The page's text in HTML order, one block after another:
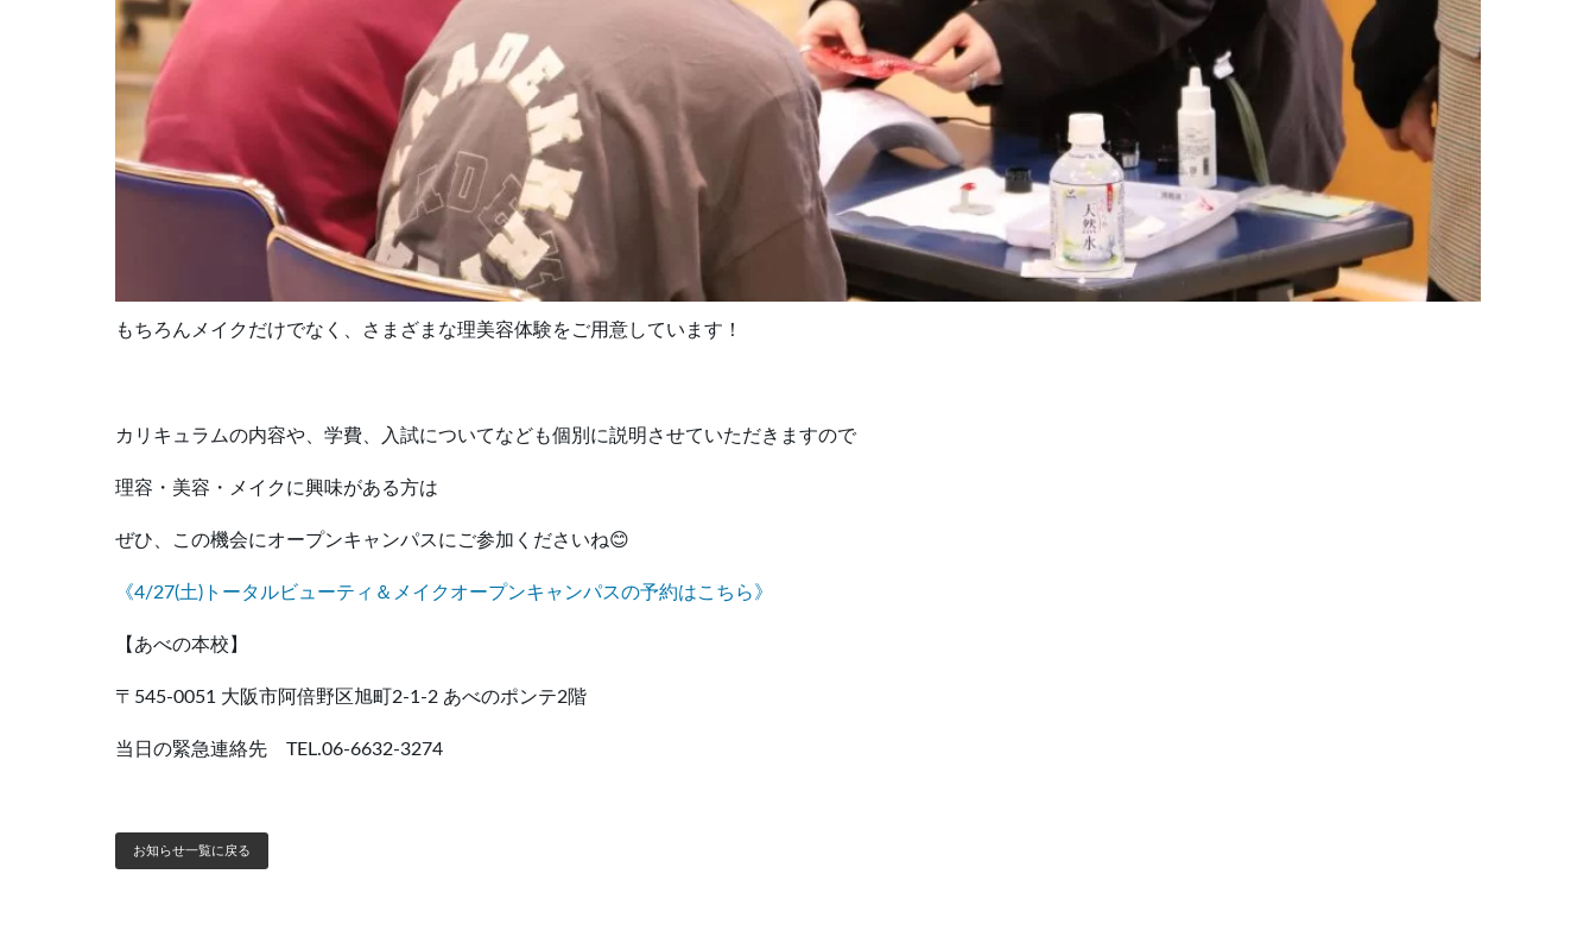
もちろんメイクだけでなく、さまざまな理美容体験をご用意しています！
カリキュラムの内容や、学費、入試についてなども個別に説明させていただきますので
理容・美容・メイクに興味がある方は
ぜひ、この機会にオープンキャンパスにご参加くださいね😊
《4/27(土)トータルビューティ＆メイクオープンキャンパスの予約はこちら》
【あべの本校】
〒545-0051 大阪市阿倍野区旭町2-1-2 あべのポンテ2階
当日の緊急連絡先 TEL.06-6632-3274
お知らせ一覧に戻る